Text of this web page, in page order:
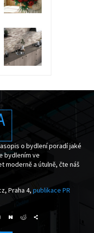
o bydlení poradí jaké
bydlením ve
moderně a útulně, čte náš
Praha 4, publikace PR